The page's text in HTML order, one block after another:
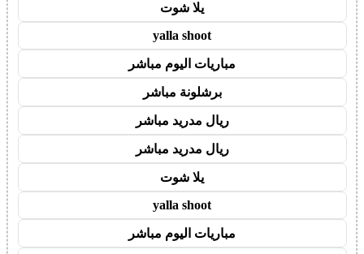
يلا شوت
yalla shoot
مباريات اليوم مباشر
برشلونة مباشر
ريال مدريد مباشر
ريال مدريد مباشر
يلا شوت
yalla shoot
مباريات اليوم مباشر